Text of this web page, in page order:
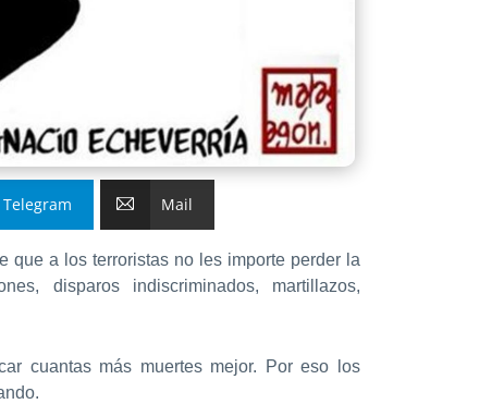
Telegram Mail
que a los terroristas no les importe perder la
disparos indiscriminados, martillazos,
cuantas más muertes mejor. Por eso los